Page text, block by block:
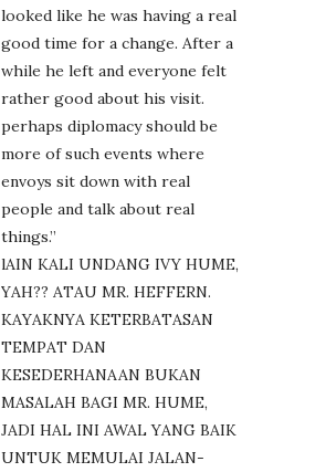
looked like he was having a real
good time for a change. After a
while he left and everyone felt
rather good about his visit.
perhaps diplomacy should be
more of such events where
envoys sit down with real
people and talk about real
things.”
lAIN KALI UNDANG IVY HUME,
YAH?? ATAU MR. HEFFERN.
KAYAKNYA KETERBATASAN
TEMPAT DAN
KESEDERHANAAN BUKAN
MASALAH BAGI MR. HUME,
JADI HAL INI AWAL YANG BAIK
UNTUK MEMULAI JALAN-